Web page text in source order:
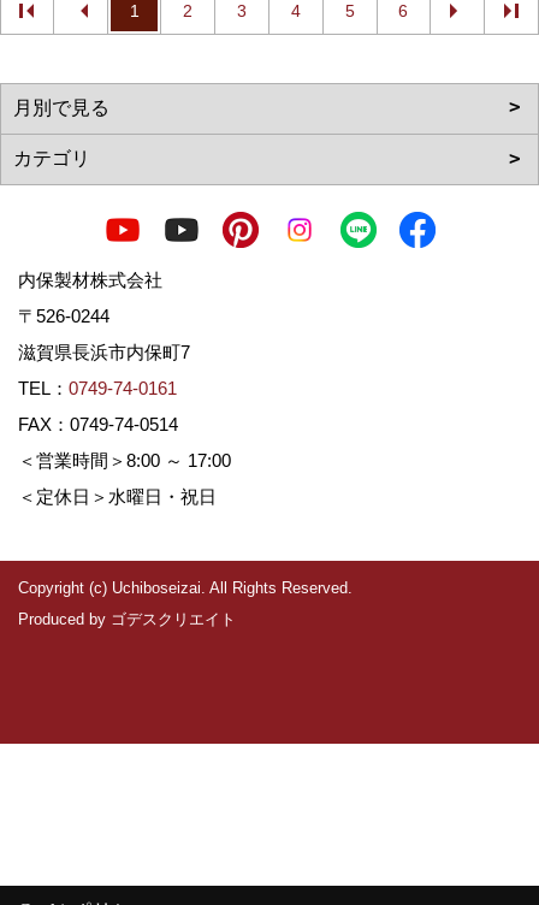
1 2 3 4 5 6
内保製材株式会社
〒526-0244
滋賀県長浜市内保町7
TEL： 0749-74-0161
FAX：0749-74-0514
＜営業時間＞8:00 ～ 17:00
＜定休日＞水曜日・祝日
Copyright (c) Uchiboseizai. All Rights Reserved.
Produced by ゴデスクリエイト